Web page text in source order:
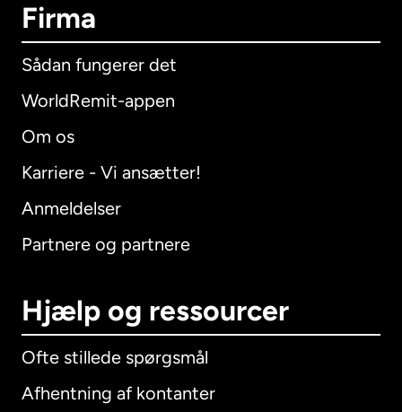
Firma
Sådan fungerer det
WorldRemit-appen
Om os
Karriere - Vi ansætter!
Anmeldelser
Partnere og partnere
Hjælp og ressourcer
Ofte stillede spørgsmål
Afhentning af kontanter